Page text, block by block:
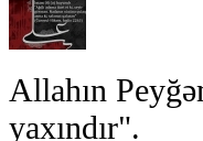
Allahın
yaxındır".